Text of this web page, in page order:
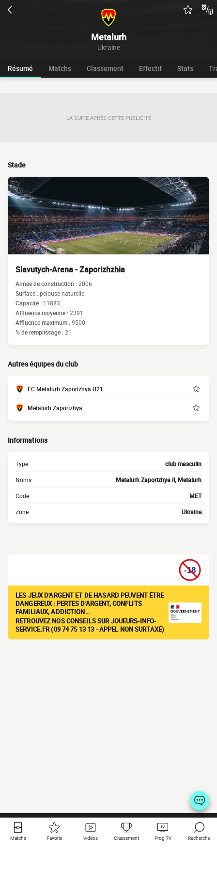
Metalurh
Ukraine
Résumé Matchs Classement Effectif Stats
LA SUITE APRÈS CETTE PUBLICITÉ
Stade
Slavutych-Arena - Zaporizhzhia
Année de construction :2006
Surface :pelouse naturelle
Capacité : 11883
Affluence moyenne :2391
Affluence maximum :9500
% de remplissage :21
Autres équipes du club
FC Metalurh Zaporizhya U21
Metalurh Zaporizhya
Informations
Type club masculin
Noms Metalurh Zaporizhya II, Metalurh
Code MET
Zone Ukraine
LES JEUX D'ARGENT ET DE HASARD PEUVENT ÊTRE
DANGEREUX : PERTES D'ARGENT, CONFLITS
FAMILIAUX, ADDICTION…
RETROUVEZ NOS CONSEILS SUR JOUEURS-INFO-
SERVICE.FR (09 74 75 13 13 - APPEL NON SURTAXÉ)
Matchs Favoris Vidéos Classement Prog TV Recherche